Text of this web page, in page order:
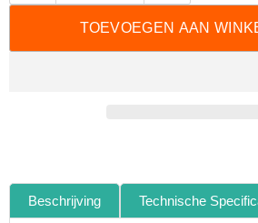
TOEVOEGEN AAN
Beschrijving Technische